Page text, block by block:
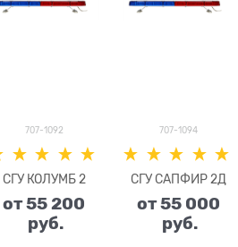
707-1092
СГУ КОЛУМБ 2
от55 200
руб.
707-1094
СГУ САПФИР 2Д
от55 000
руб.